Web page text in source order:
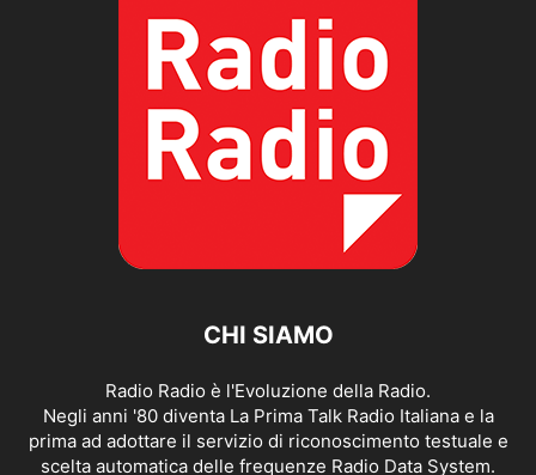
CHI SIAMO
Radio Radio è l'Evoluzione della Radio.
Negli anni '80 diventa La Prima Talk Radio Italiana e la
prima ad adottare il servizio di riconoscimento testuale e
scelta automatica delle frequenze Radio Data System.